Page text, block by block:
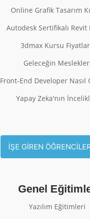
Online Grafik Tasarım
Autodesk Sertifikalı Revit
3dmax Kursu
Geleceğin
Front-End Developer Nasıl
Yapay Zeka'nın
İŞE GİREN
Genel
Yazılım Eğitimleri